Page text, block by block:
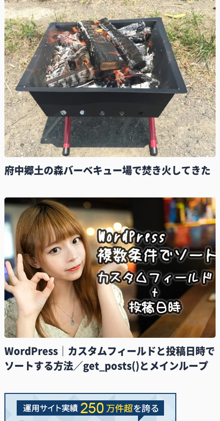
府中郷土の森バーベキュー場で焚き火してきた
WordPress｜カスタムフィールドと投稿日時で
ソートする方法／get_posts()とメインループ